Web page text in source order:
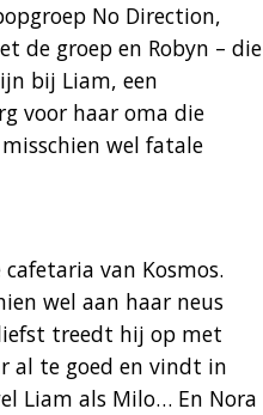
No Direction,
de groep en Robyn – die
bij Liam, een
voor haar oma die
wel fatale
van Kosmos.
wel aan haar neus
treedt hij op met
al te goed en vindt in
Liam als Milo… En Nora